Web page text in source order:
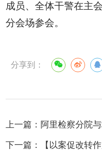
成员、全体干警在主
分会场参会。
分享到：
上一篇：
下一篇：